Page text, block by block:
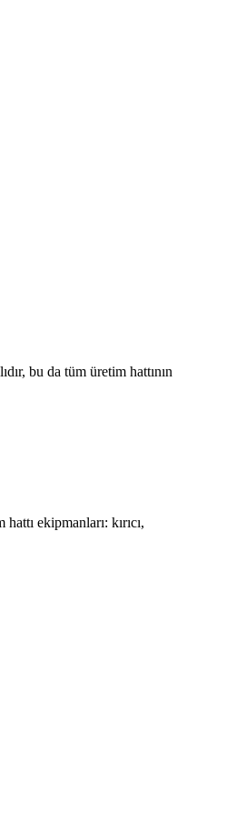
bu da tüm üretim hattının
ekipmanları: kırıcı,